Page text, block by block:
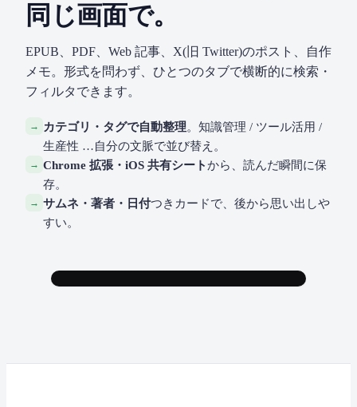
同じ画面で。
EPUB、PDF、Web 記事、X(旧 Twitter)のポスト、自作
メモ。形式を問わず、ひとつのタブで横断的に検索・
フィルタできます。
→ カテゴリ・タグで自動整理。知識管理 / ツール活用 /
生産性 …自分の文脈で並び替え。
→ Chrome 拡張・iOS 共有シートから、読んだ瞬間に保
存。
→ サムネ・著者・日付つきカードで、後から思い出しや
すい。